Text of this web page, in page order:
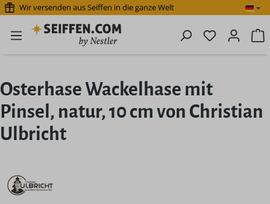
Zum Hauptinhalt springen
Wir versenden aus Seiffen in die ganze Welt
Du hast 0
Osterhase Wackelhase mit
Pinsel, natur, 10 cm von Christian
Ulbricht